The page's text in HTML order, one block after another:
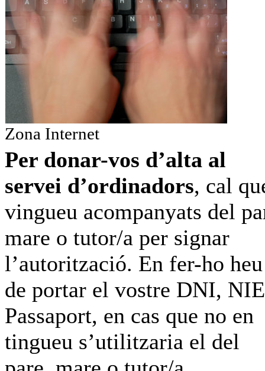
Zona Internet
Per donar-vos d’alta al
servei d’ordinadors, cal
vingueu acompanyats del
mare o tutor/a per signar
l’autorització. En fer-ho heu
de portar el vostre DNI,
Passaport, en cas que no en
tingueu s’utilitzaria el del